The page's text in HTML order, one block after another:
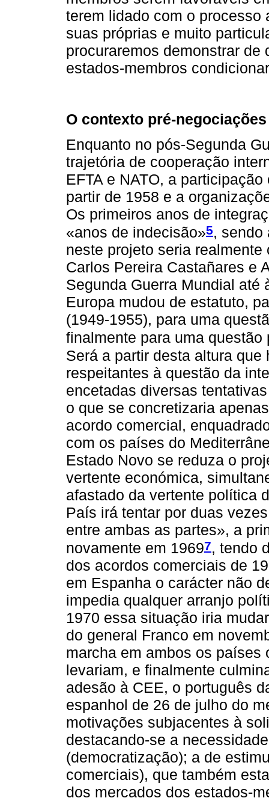
terem lidado com o processo
suas próprias e muito
procuraremos demonstrar
estados-membros
O contexto pré-negociações
Enquanto no pós-Segunda
trajetória de cooperação
EFTA e NATO, a
partir de 1958 e a
Os primeiros anos de
«anos de indecisão»5, sendo
neste projeto seria
Carlos Pereira Castañares e
Segunda Guerra Mundial até
Europa mudou de estatuto,
(1949-1955), para uma
finalmente para uma
Será a partir desta altura
respeitantes à questão da
encetadas diversas
o que se concretizaria
acordo comercial,
com os países do
Estado Novo se reduza o
vertente económica,
afastado da vertente política
País irá tentar por duas
entre ambas as partes», a
novamente em 19697, tendo
dos acordos comerciais de
em Espanha o carácter não
impedia qualquer arranjo
1970 essa situação iria
do general Franco em
marcha em ambos os
levariam, e finalmente
adesão à CEE, o português
espanhol de 26 de julho do
motivações subjacentes à
destacando-se a
(democratização); a de
comerciais), que também
dos mercados dos estados-